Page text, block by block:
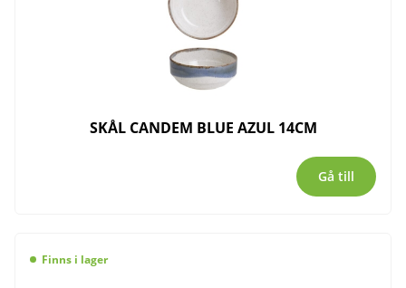
SKÅL CANDEM BLUE AZUL 14CM
Gå till
Finns i lager